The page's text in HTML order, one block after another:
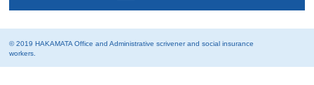
© 2019 HAKAMATA Office and Administrative scrivener and social insurance
workers.